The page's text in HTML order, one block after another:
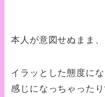
本人が意図せぬまま、
イラッとした態度に
感じになっちゃったり